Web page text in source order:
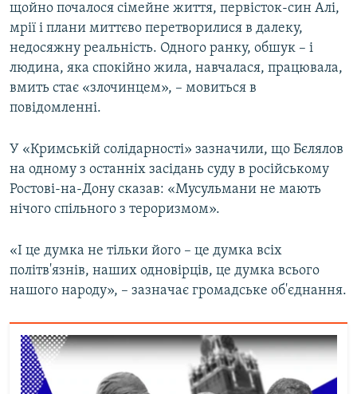
щойно почалося сімейне життя, первісток-син Алі,
мрії і плани миттєво перетворилися в далеку,
недосяжну реальність. Одного ранку, обшук – і
людина, яка спокійно жила, навчалася, працювала,
вмить стає «злочинцем», – мовиться в
повідомленні.
У «Кримській солідарності» зазначили, що Бєлялов
на одному з останніх засідань суду в російському
Ростові-на-Дону сказав: «Мусульмани не мають
нічого спільного з тероризмом».
«І це думка не тільки його – це думка всіх
політв'язнів, наших одновірців, це думка всього
нашого народу», – зазначає громадське об'єднання.